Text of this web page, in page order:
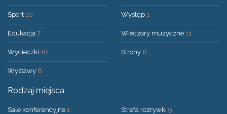
Sport 10
Edukacja 7
Wycieczki 16
Wystawy 8
Występ 1
Wieczory muzyczne 11
Strony 6
Rodzaj miejsca
Sale konferencyjne 1 Strefa rozrywki 9